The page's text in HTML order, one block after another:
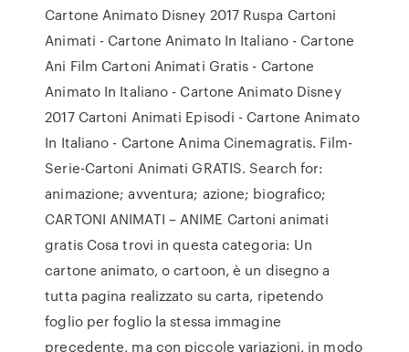
Cartone Animato Disney 2017 Ruspa Cartoni
Animati - Cartone Animato In Italiano - Cartone
Ani Film Cartoni Animati Gratis - Cartone
Animato In Italiano - Cartone Animato Disney
2017 Cartoni Animati Episodi - Cartone Animato
In Italiano - Cartone Anima Cinemagratis. Film-
Serie-Cartoni Animati GRATIS. Search for:
animazione; avventura; azione; biografico;
CARTONI ANIMATI – ANIME Cartoni animati
gratis Cosa trovi in questa categoria: Un
cartone animato, o cartoon, è un disegno a
tutta pagina realizzato su carta, ripetendo
foglio per foglio la stessa immagine
precedente, ma con piccole variazioni, in modo